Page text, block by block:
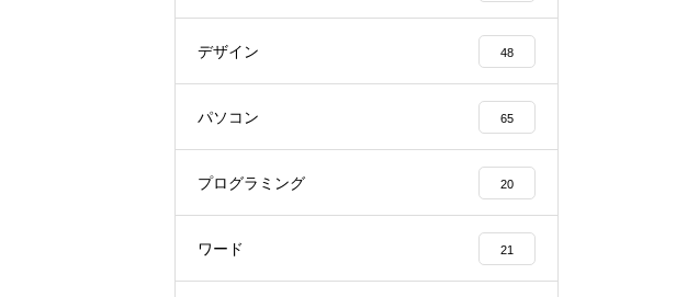
デザイン 48
パソコン 65
プログラミング 20
ワード 21